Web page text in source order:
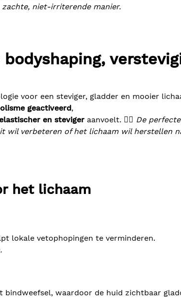
niet-irriterende manier.
voor een steviger, gladder en mooier
geactiveerd,
en steviger aanvoelt. 💆‍♀️ De perfecte
wil verbeteren of het lichaam wil herstellen
het lichaam
lokale vetophopingen te verminderen.
waardoor de huid zichtbaar